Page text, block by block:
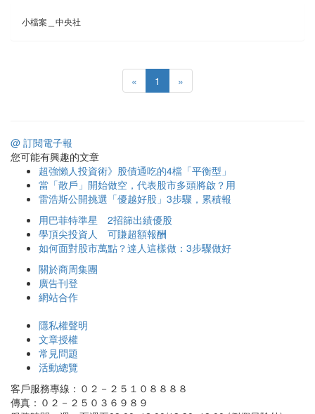
小檔案＿中央社
« 1 »
@ 訂閱電子報
您可能有興趣的文章
超強懶人投資術》股債通吃的4檔「平衡型」
當「散戶」開始做空，代表股市多頭將啟？用
雷浩斯公開挑選「優越好股」3步驟，累積報
用巴菲特準星 2招篩出績優股
學頂尖投資人 可賺超額報酬
如何面對股市萬點？達人這樣做：3步驟做好
關於商周集團
廣告刊登
網站合作
隱私權聲明
文章授權
常見問題
活動總覽
客戶服務專線：０２－２５１０８８８８
傳真：０２－２５０３６９８９